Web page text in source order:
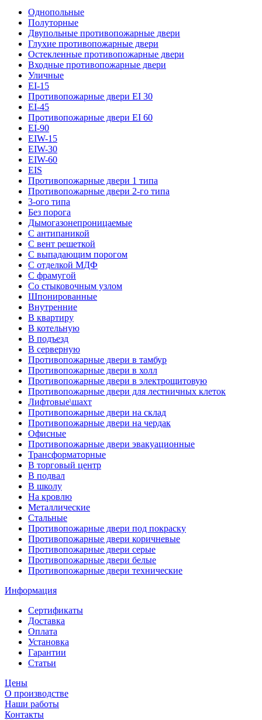
Однопольные
Полуторные
Двупольные противопожарные двери
Глухие противопожарные двери
Остекленные противопожарные двери
Входные противопожарные двери
Уличные
EI-15
Противопожарные двери EI 30
EI-45
Противопожарные двери EI 60
EI-90
EIW-15
EIW-30
EIW-60
EIS
Противопожарные двери 1 типа
Противопожарные двери 2-го типа
3-ого типа
Без порога
Дымогазонепроницаемые
С антипаникой
С вент решеткой
С выпадающим порогом
С отделкой МДФ
С фрамугой
Со стыковочным узлом
Шпонированные
Внутренние
В квартиру
В котельную
В подъезд
В серверную
Противопожарные двери в тамбур
Противопожарные двери в холл
Противопожарные двери в электрощитовую
Противопожарные двери для лестничных клеток
Лифтовые\шахт
Противопожарные двери на склад
Противопожарные двери на чердак
Офисные
Противопожарные двери эвакуационные
Трансформаторные
В торговый центр
В подвал
В школу
На кровлю
Металлические
Стальные
Противопожарные двери под покраску
Противопожарные двери коричневые
Противопожарные двери серые
Противопожарные двери белые
Противопожарные двери технические
Информация
Сертификаты
Доставка
Оплата
Установка
Гарантии
Статьи
Цены
О производстве
Наши работы
Контакты